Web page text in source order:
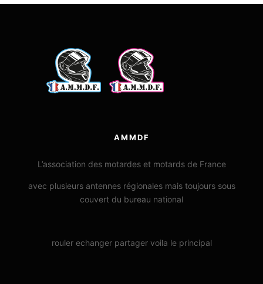
AMMDF
L’association des motardes et motards de France
avec plusieurs antennes régionales mais toujours sous
couvert du bureau national
rouler echanger partager voila le principal